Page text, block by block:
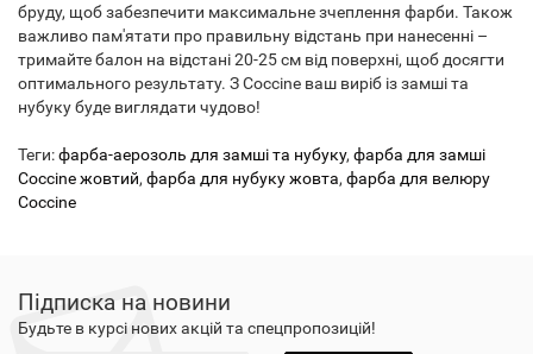
бруду, щоб забезпечити максимальне зчеплення фарби. Також
важливо пам'ятати про правильну відстань при нанесенні –
тримайте балон на відстані 20-25 см від поверхні, щоб досягти
оптимального результату. З Coccine ваш виріб із замші та
нубуку буде виглядати чудово!
Теги:фарба-аерозоль для замші та нубуку, фарба для замші
Coccine жовтий, фарба для нубуку жовта, фарба для велюру
Coccine
Підписка на новини
Будьте в курсі нових акцій та спецпропозицій!